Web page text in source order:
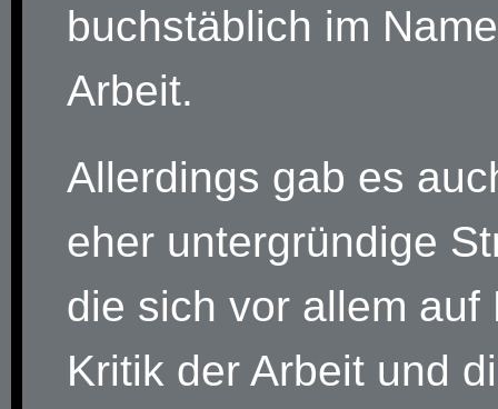
buchstäblich im
Arbeit.
Allerdings gab es
eher untergründige
die sich vor allem auf
Kritik der Arbeit und